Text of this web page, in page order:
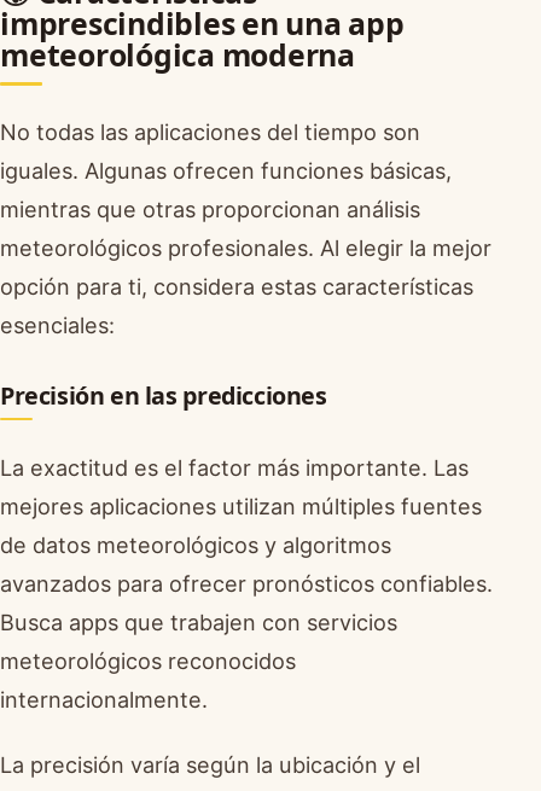
imprescindibles en una app
meteorológica moderna
No todas las aplicaciones del tiempo son
iguales. Algunas ofrecen funciones básicas,
mientras que otras proporcionan análisis
meteorológicos profesionales. Al elegir la mejor
opción para ti, considera estas características
esenciales:
Precisión en las predicciones
La exactitud es el factor más importante. Las
mejores aplicaciones utilizan múltiples fuentes
de datos meteorológicos y algoritmos
avanzados para ofrecer pronósticos confiables.
Busca apps que trabajen con servicios
meteorológicos reconocidos
internacionalmente.
La precisión varía según la ubicación y el